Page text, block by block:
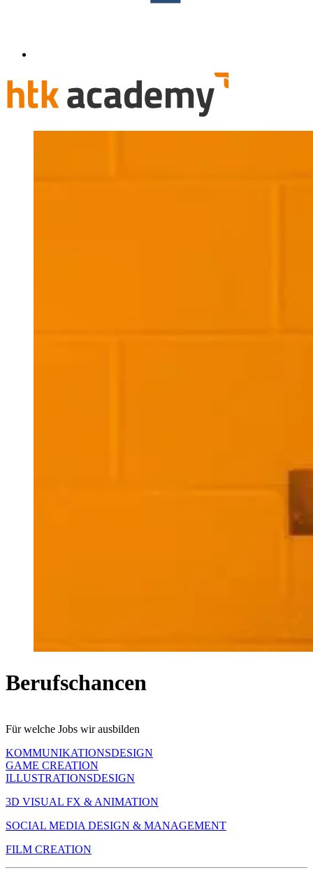
Berufschancen
Für welche Jobs wir ausbilden
KOMMUNIKATIONSDESIGN
GAME CREATION
ILLUSTRATIONSDESIGN
3D VISUAL FX & ANIMATION
SOCIAL MEDIA DESIGN & MANAGEMENT
FILM CREATION